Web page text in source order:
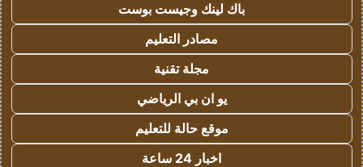
باك لينك وجيست بوست
مصادر التعليم
مجلة تقنية
يو ان بي الرياضي
موقع حالة للتعليم
اخبار 24 ساعة